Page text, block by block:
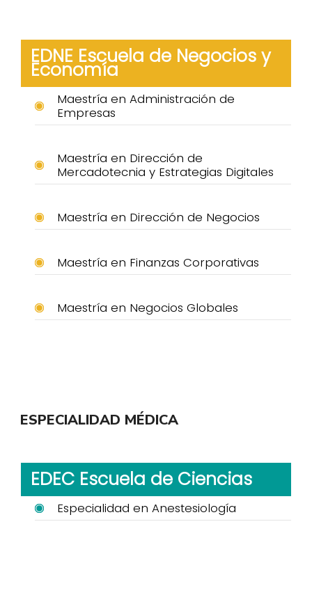
EDNE Escuela de Negocios y
Economía
Maestría en Administración de
Empresas
Maestría en Dirección de
Mercadotecnia y Estrategias Digitales
Maestría en Dirección de Negocios
Maestría en Finanzas Corporativas
Maestría en Negocios Globales
ESPECIALIDAD MÉDICA
EDEC Escuela de Ciencias
Especialidad en Anestesiología